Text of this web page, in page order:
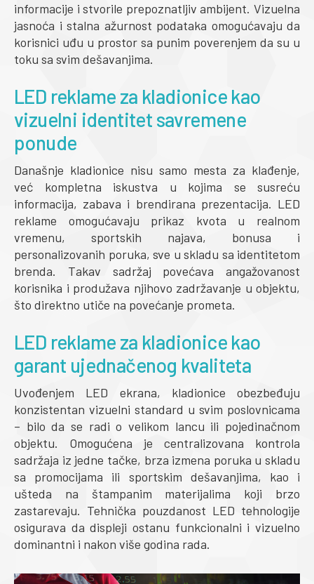
informacije i stvorile prepoznatljiv ambijent. Vizuelna
jasnoća i stalna ažurnost podataka omogućavaju da
korisnici uđu u prostor sa punim poverenjem da su u
toku sa svim dešavanjima.
LED reklame za kladionice kao
vizuelni identitet savremene
ponude
Današnje kladionice nisu samo mesta za klađenje,
već kompletna iskustva u kojima se susreću
informacija, zabava i brendirana prezentacija. LED
reklame omogućavaju prikaz kvota u realnom
vremenu, sportskih najava, bonusa i
personalizovanih poruka, sve u skladu sa identitetom
brenda. Takav sadržaj povećava angažovanost
korisnika i produžava njihovo zadržavanje u objektu,
što direktno utiče na povećanje prometa.
LED reklame za kladionice kao
garant ujednačenog kvaliteta
Uvođenjem LED ekrana, kladionice obezbeđuju
konzistentan vizuelni standard u svim poslovnicama
– bilo da se radi o velikom lancu ili pojedinačnom
objektu. Omogućena je centralizovana kontrola
sadržaja iz jedne tačke, brza izmena poruka u skladu
sa promocijama ili sportskim dešavanjima, kao i
ušteda na štampanim materijalima koji brzo
zastarevaju. Tehnička pouzdanost LED tehnologije
osigurava da displeji ostanu funkcionalni i vizuelno
dominantni i nakon više godina rada.